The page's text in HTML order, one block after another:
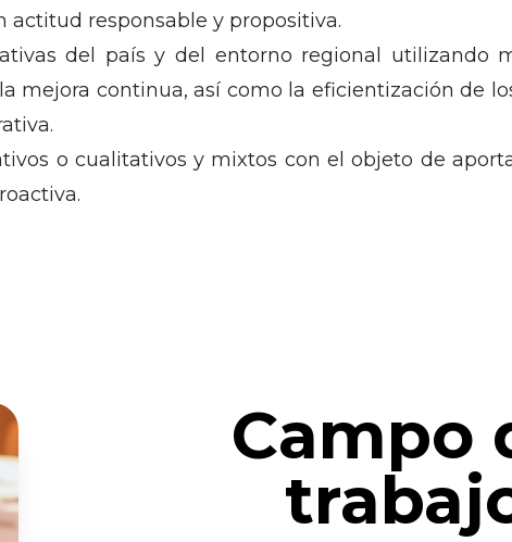
responsable y propositiva.
del país y del entorno regional utilizando
continua, así como la eficientización de
o cualitativos y mixtos con el objeto de
Campo